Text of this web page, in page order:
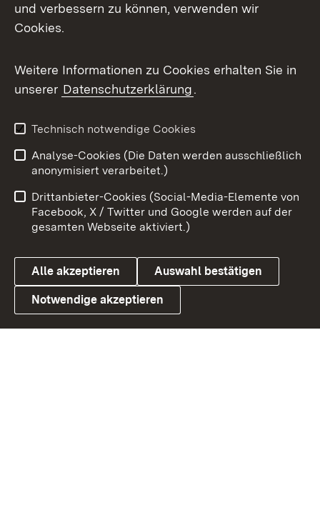
Facebook
X / Twitter
Youtube
Link zum Landesportal
Impressum
Kontakt
Barrierefreiheit
Datenschutz
Cookies
und verbessern zu können, verwenden wir
Cookies.
Weitere Informationen zu Cookies erhalten Sie in
unserer Datenschutzerklärung.
Technisch notwendige Cookies
Analyse-Cookies (Die Daten werden ausschließlich
anonymisiert verarbeitet.)
Drittanbieter-Cookies (Social-Media-Elemente von
Facebook, X / Twitter und Google werden auf der
gesamten Webseite aktiviert.)
Alle akzeptieren Auswahl bestätigen
Notwendige akzeptieren